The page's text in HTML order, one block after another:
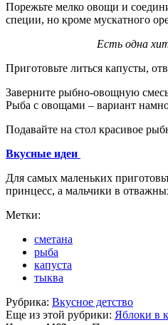
Порежьте мелко овощи и
специи, но кроме мускатного
Есть одна
Приготовьте литься капусты,
Заверните рыбно-овощную
Рыба с овощами – вариант
Подавайте на стол красивое
Вкусные идеи
Для самых маленьких
принцесс, а мальчики в
Метки:
сметана
рыба
капуста
тыква
Рубрика: Вкусное детство
Еще из этой рубрики: Яблоки в